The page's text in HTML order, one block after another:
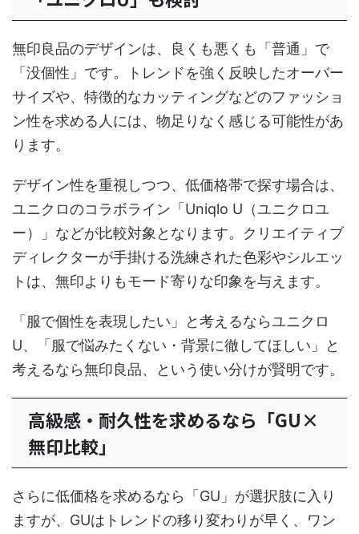
無印良品のデザインは、良くも悪くも「普通」で
「没個性」です。トレンドを強く反映したオーバー
サイズや、特徴的なカッティングなどのファッショ
ン性を求める人には、物足りなく感じる可能性があ
ります。
デザイン性を重視しつつ、低価格帯で探す場合は、
ユニクロのコラボライン「Uniqlo U（ユニクロユ
ー）」などが比較対象となります。クリエイティブ
ディレクターが手掛ける洗練された色彩やシルエッ
トは、無印よりもモード寄りな印象を与えます。
「服で個性を表現したい」と考えるならユニクロ
U、「服で悩みたくない・背景に徹してほしい」と
考えるなら無印良品、という使い分けが賢明です。
高級感・耐久性を求めるなら「GU×
無印比較」
さらに低価格を求めるなら「GU」が選択肢に入り
ますが、GUはトレンドの移り変わりが早く、ワン